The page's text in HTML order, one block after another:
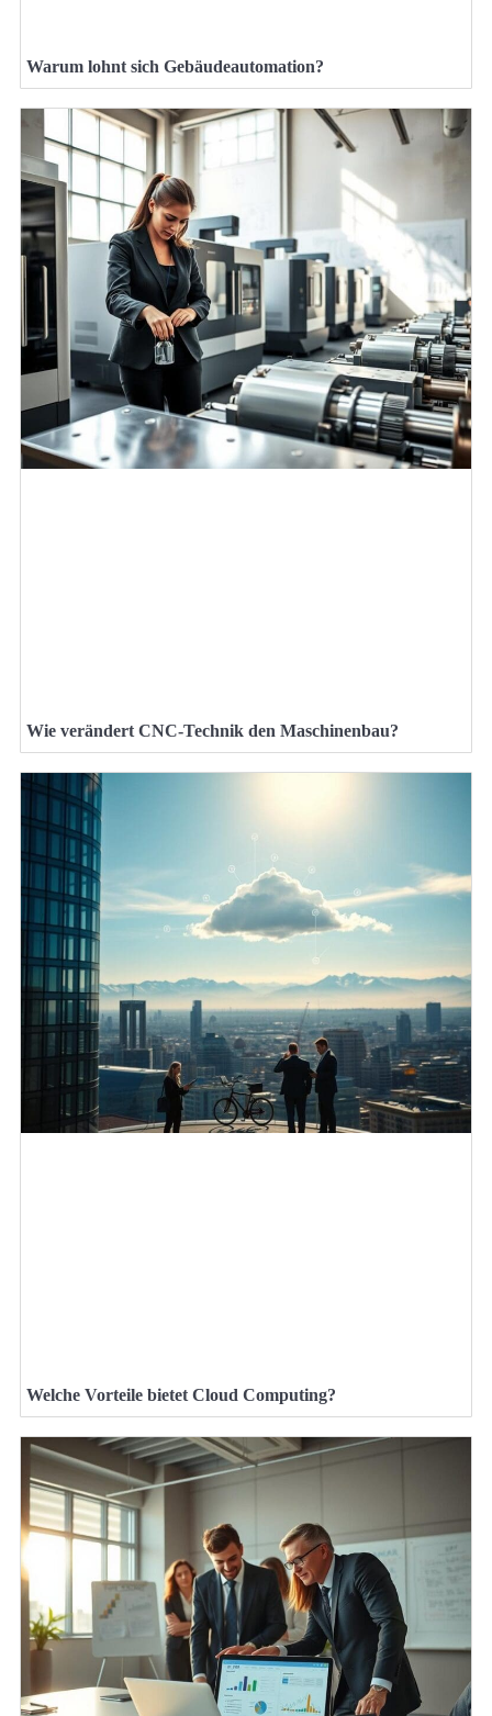
Warum lohnt sich Gebäudeautomation?
Wie verändert CNC-Technik den Maschinenbau?
Welche Vorteile bietet Cloud Computing?